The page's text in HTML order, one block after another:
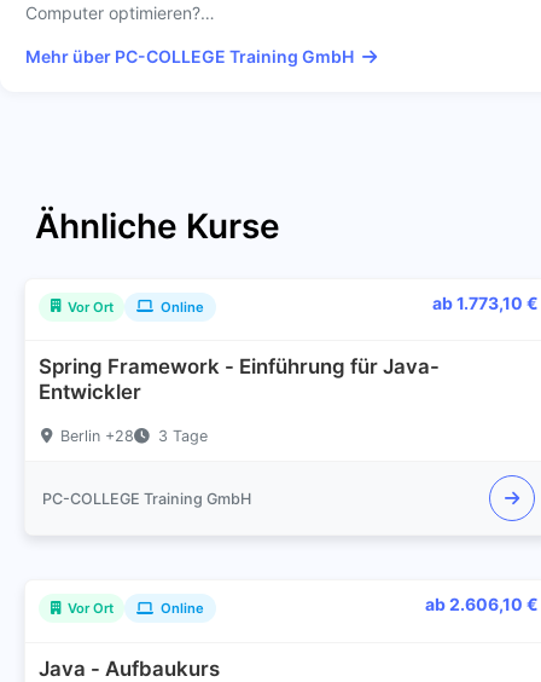
Computer optimieren?…
Mehr über PC-COLLEGE Training GmbH
Ähnliche Kurse
Vor Ort Online ab 1.773,10 €
Spring Framework - Einführung für Java-
Entwickler
Berlin +28 3 Tage
PC-COLLEGE Training GmbH
Vor Ort Online ab 2.606,10 €
Java - Aufbaukurs